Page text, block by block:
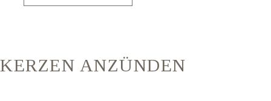
KERZEN ANZÜNDEN